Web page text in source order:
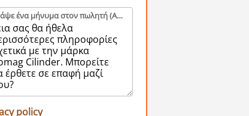
Γράψε ένα μήνυμα στον πωλητή (Aπαιτείται)
policy